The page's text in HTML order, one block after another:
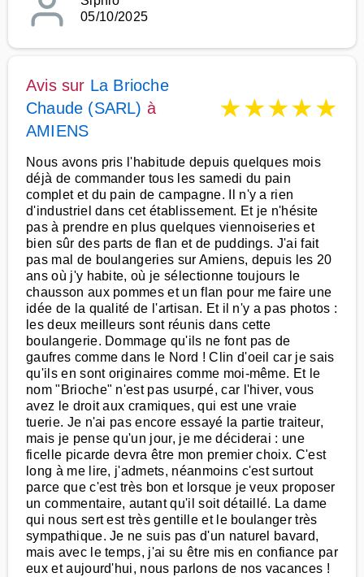
05/10/2025
Avis sur La Brioche
Chaude (SARL) à
AMIENS
★★★★★
Nous avons pris l'habitude depuis quelques mois
déjà de commander tous les samedi du pain
complet et du pain de campagne. Il n'y a rien
d'industriel dans cet établissement. Et je n'hésite
pas à prendre en plus quelques viennoiseries et
bien sûr des parts de flan et de puddings. J'ai fait
pas mal de boulangeries sur Amiens, depuis les 20
ans où j'y habite, où je sélectionne toujours le
chausson aux pommes et un flan pour me faire une
idée de la qualité de l'artisan. Et il n'y a pas photos :
les deux meilleurs sont réunis dans cette
boulangerie. Dommage qu'ils ne font pas de
gaufres comme dans le Nord ! Clin d'oeil car je sais
qu'ils en sont originaires comme moi-même. Et le
nom "Brioche" n'est pas usurpé, car l'hiver, vous
avez le droit aux cramiques, qui est une vraie
tuerie. Je n'ai pas encore essayé la partie traiteur,
mais je pense qu'un jour, je me déciderai : une
ficelle picarde devra être mon premier choix. C'est
long à me lire, j'admets, néanmoins c'est surtout
parce que c'est très bon et lorsque je veux proposer
un commentaire, autant qu'il soit détaillé. La dame
qui nous sert est très gentille et le boulanger très
sympathique. Je ne suis pas d'un naturel bavard,
mais avec le temps, j'ai su être mis en confiance par
eux et aujourd'hui, nous parlons de nos vacances !